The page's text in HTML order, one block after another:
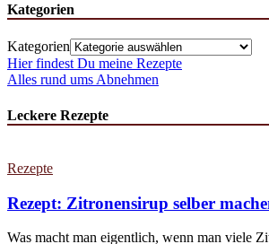
Kategorien
Kategorien
Hier findest Du meine Rezepte
Alles rund ums Abnehmen
Leckere Rezepte
Rezepte
Rezept: Zitronensirup selber
Was macht man eigentlich, wenn man viele